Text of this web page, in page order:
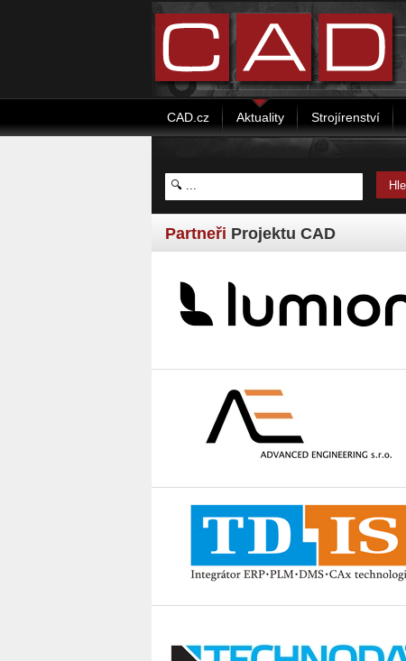
CAD.cz Aktuality Strojírenství
Partneři Projektu CAD